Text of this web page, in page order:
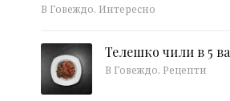
В Говеждо, Интересно
Телешко чили в 5
В Говеждо, Рецепти